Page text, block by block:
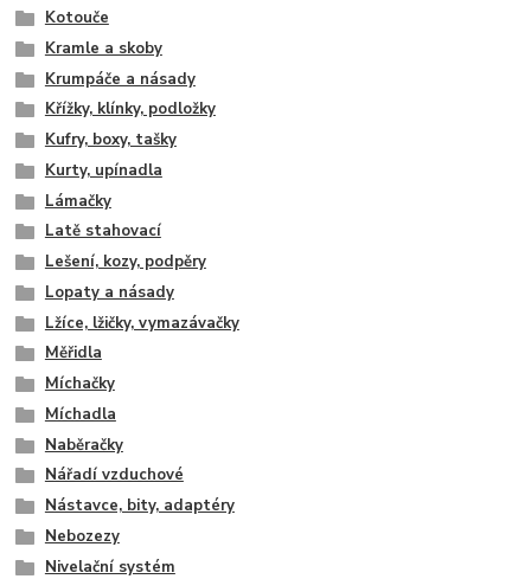
Kotouče
Kramle a skoby
Krumpáče a násady
Křížky, klínky, podložky
Kufry, boxy, tašky
Kurty, upínadla
Lámačky
Latě stahovací
Lešení, kozy, podpěry
Lopaty a násady
Lžíce, lžičky, vymazávačky
Měřidla
Míchačky
Míchadla
Naběračky
Nářadí vzduchové
Nástavce, bity, adaptéry
Nebozezy
Nivelační systém